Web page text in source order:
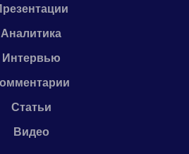
Аналитика
Интервью
Статьи
Видео